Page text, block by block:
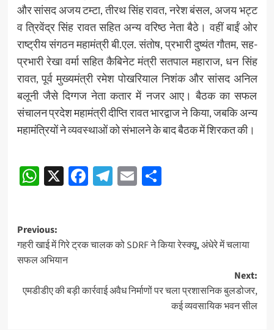
और सांसद अजय टम्टा, तीरथ सिंह रावत, नरेश बंसल, अजय भट्ट
व त्रिवेंद्र सिंह रावत सहित अन्य वरिष्ठ नेता बैठे। वहीं बाईं ओर
राष्ट्रीय संगठन महामंत्री बी.एल. संतोष, प्रभारी दुष्यंत गौतम, सह-
प्रभारी रेखा वर्मा सहित कैबिनेट मंत्री सतपाल महाराज, धन सिंह
रावत, पूर्व मुख्यमंत्री रमेश पोखरियाल निशंक और सांसद अनिल
बलूनी जैसे दिग्गज नेता कतार में नजर आए। बैठक का सफल
संचालन प्रदेश महामंत्री दीप्ति रावत भारद्वाज ने किया, जबकि अन्य
महामंत्रियों ने व्यवस्थाओं को संभालने के बाद बैठक में शिरकत की।
Post
navigation
WhatsApp
X Facebook
Telegram
EmailShare
Post
navigation
Previous:
गहरी खाई में गिरे ट्रक चालक को SDRF ने किया रेस्क्यू, अंधेरे में चलाया
सफल अभियान
Next:
एमडीडीए की बड़ी कार्रवाई अवैध निर्माणों पर चला प्रशासनिक बुलडोजर,
कई व्यवसायिक भवन सील